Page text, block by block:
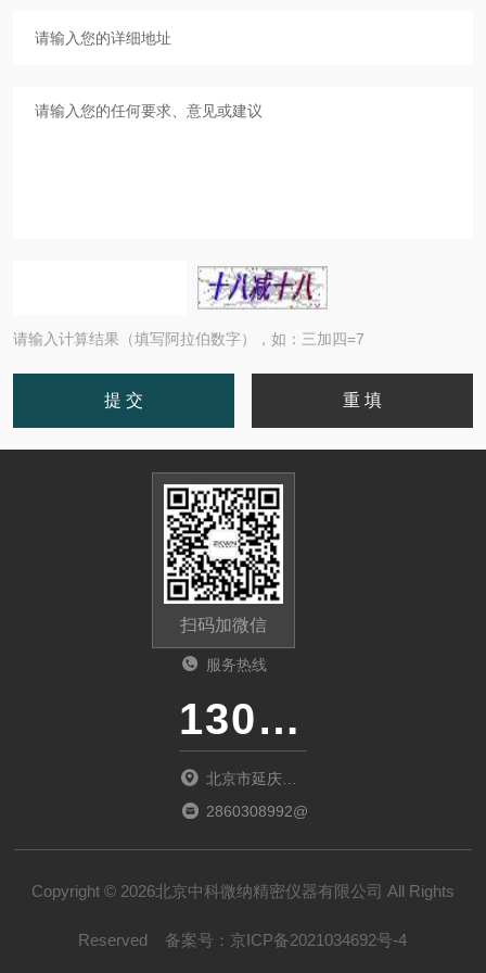
请输入计算结果（填写阿拉伯数字），如：三加四=7
扫码加微信
服务热线
13011285763
北京市延庆区
中关村延庆园
2860308992@qq.com
Copyright © 2026北京中科微纳精密仪器有限公司 All Rights
Reserved 备案号： 京ICP备2021034692号-4